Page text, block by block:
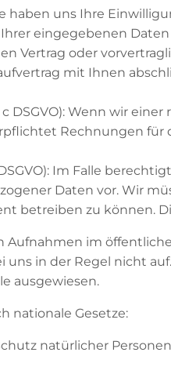
haben uns Ihre
eingegebenen
Vertrag oder
mit Ihnen
c DSGVO): Wenn wir
Rechnungen
Im Falle
Daten vor. Wir
betreiben zu können.
im
in der Regel nicht
ausgewiesen.
nationale Gesetze:
natürlicher